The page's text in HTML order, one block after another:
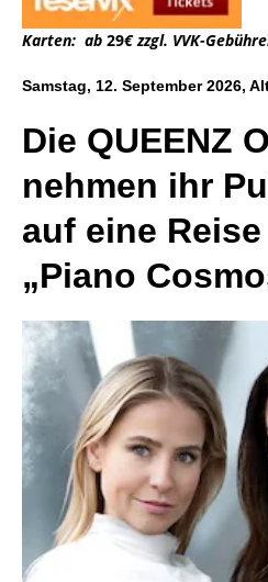
Karten: ab 29€ zzgl. VVK-
Samstag, 12. September 2026,
Die QUEENZ
nehmen ihr
auf eine
„Piano